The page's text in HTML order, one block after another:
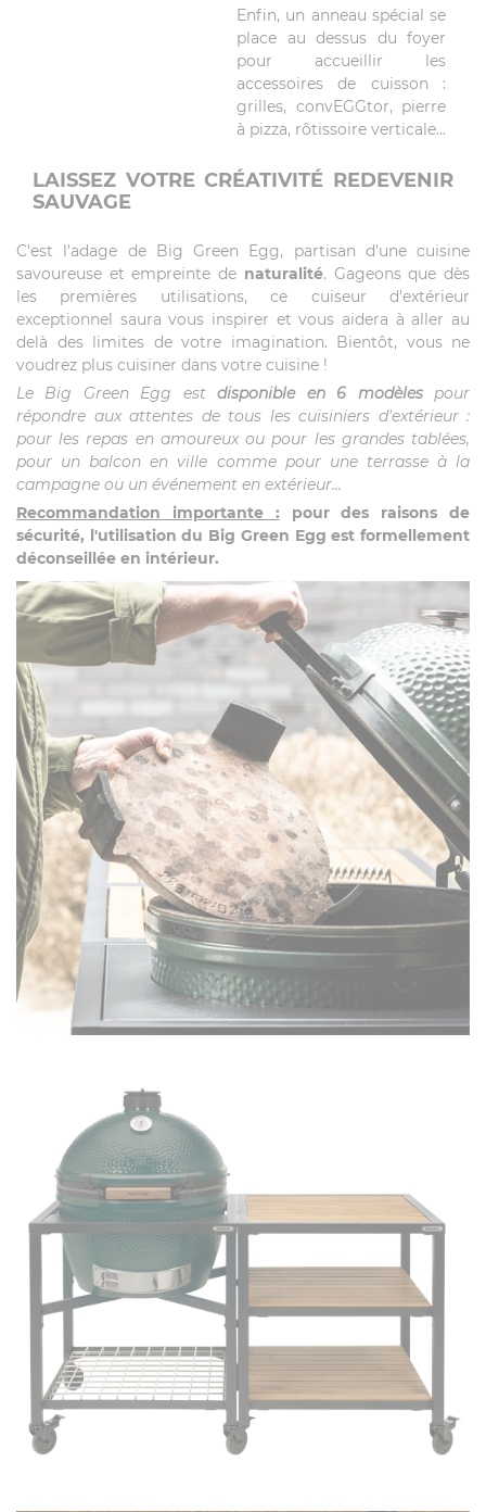
Enfin, un anneau spécial se
place au dessus du foyer
pour accueillir les
accessoires de cuisson :
grilles, convEGGtor, pierre
à pizza, rôtissoire verticale...
LAISSEZ VOTRE CRÉATIVITÉ REDEVENIR
SAUVAGE
C'est l'adage de Big Green Egg, partisan d'une cuisine
savoureuse et empreinte de naturalité. Gageons que dès
les premières utilisations, ce cuiseur d'extérieur
exceptionnel saura vous inspirer et vous aidera à aller au
delà des limites de votre imagination. Bientôt, vous ne
voudrez plus cuisiner dans votre cuisine !
Le Big Green Egg estdisponible en 6 modèlespour
répondre aux attentes de tous les cuisiniers d'extérieur :
pour les repas en amoureux ou pour les grandes tablées,
pour un balcon en ville comme pour une terrasse à la
campagne ou un événement en extérieur...
Recommandation importante : pour des raisons de
sécurité, l'utilisation du Big Green Egg est formellement
déconseillée en intérieur.